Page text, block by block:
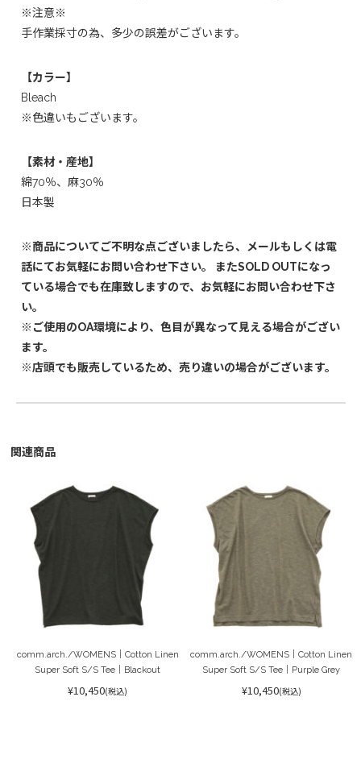
※注意※
手作業採寸の為、多少の誤差がございます。
【カラー】
Bleach
※色違いもございます。
【素材・産地】
綿70％、麻30％
日本製
※商品についてご不明な点ございましたら、メールもしくは電
話にてお気軽にお問い合わせ下さい。 またSOLD OUTになっ
ている場合でも在庫致しますので、お気軽にお問い合わせ下さ
い。
※ご使用のOA環境により、色目が異なって見える場合がござい
ます。
※店頭でも販売しているため、売り違いの場合がございます。
関連商品
comm.arch./WOMENS｜Cotton Linen
Super Soft S/S Tee｜Blackout
¥10,450(税込)
comm.arch./WOMENS｜Cotton Linen
Super Soft S/S Tee｜Purple Grey
¥10,450(税込)